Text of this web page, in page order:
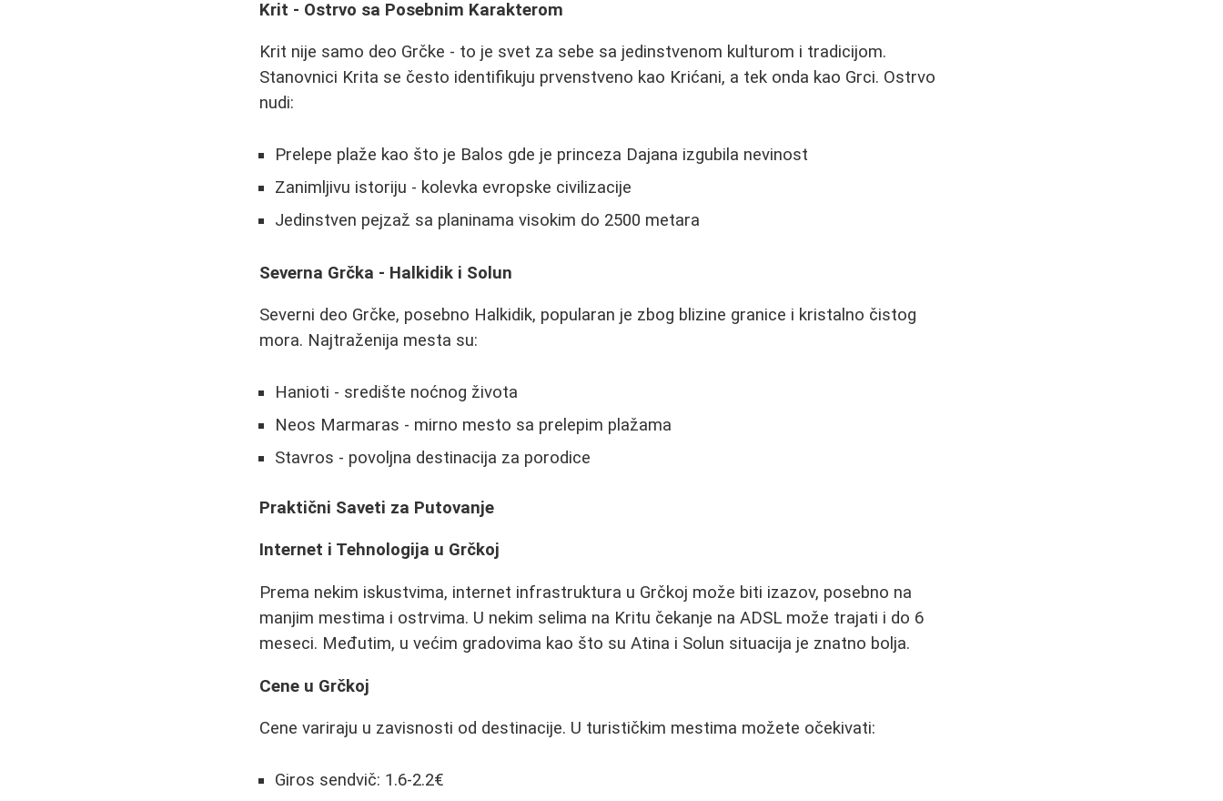
Krit - Ostrvo sa Posebnim Karakterom
Krit nije samo deo Grčke - to je svet za sebe sa jedinstvenom kulturom i tradicijom.
Stanovnici Krita se često identifikuju prvenstveno kao Krićani, a tek onda kao Grci. Ostrvo
nudi:
Prelepe plaže kao što je Balos gde je princeza Dajana izgubila nevinost
Zanimljivu istoriju - kolevka evropske civilizacije
Jedinstven pejzaž sa planinama visokim do 2500 metara
Severna Grčka - Halkidik i Solun
Severni deo Grčke, posebno Halkidik, popularan je zbog blizine granice i kristalno čistog
mora. Najtraženija mesta su:
Hanioti - središte noćnog života
Neos Marmaras - mirno mesto sa prelepim plažama
Stavros - povoljna destinacija za porodice
Praktični Saveti za Putovanje
Internet i Tehnologija u Grčkoj
Prema nekim iskustvima, internet infrastruktura u Grčkoj može biti izazov, posebno na
manjim mestima i ostrvima. U nekim selima na Kritu čekanje na ADSL može trajati i do 6
meseci. Međutim, u većim gradovima kao što su Atina i Solun situacija je znatno bolja.
Cene u Grčkoj
Cene variraju u zavisnosti od destinacije. U turističkim mestima možete očekivati:
Giros sendvič: 1.6-2.2€